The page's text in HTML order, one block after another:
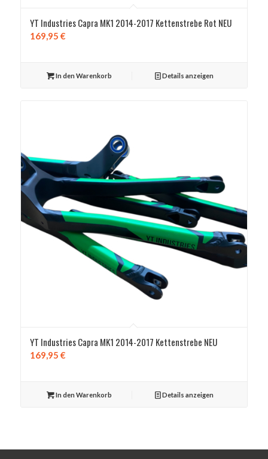
YT Industries Capra MK1 2014-2017 Kettenstrebe Rot NEU
169,95 €
In den Warenkorb Details anzeigen
YT Industries Capra MK1 2014-2017 Kettenstrebe NEU
169,95 €
In den Warenkorb Details anzeigen